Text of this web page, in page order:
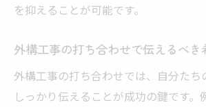
を抑えることが可能です。
外構工事の打ち合わせで伝えるべき
外構工事の打ち合わせでは、自分たち
しっかり伝えることが成功の鍵です。